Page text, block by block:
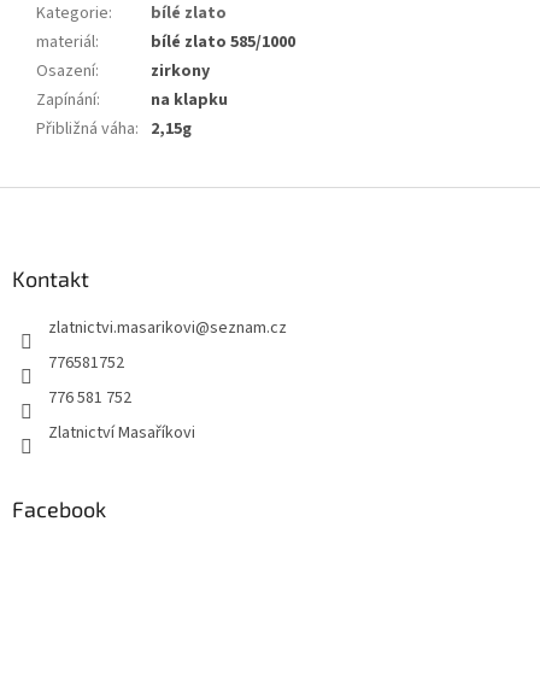
Kategorie:
bílé zlato
materiál:
bílé zlato 585/1000
Osazení:
zirkony
Zapínání:
na klapku
Přibližná váha: 2,15g
Kontakt
zlatnictvi.masarikovi@seznam.cz
776581752
776 581 752
Zlatnictví Masaříkovi
Facebook